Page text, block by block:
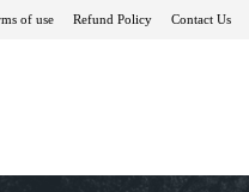
of use Refund Policy Contact Us